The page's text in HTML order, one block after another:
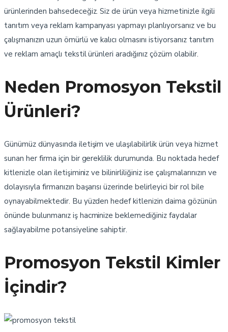
ürünlerinden bahsedeceğiz. Siz de ürün veya hizmetinizle ilgili
tanıtım veya reklam kampanyası yapmayı planlıyorsanız ve bu
çalışmanızın uzun ömürlü ve kalıcı olmasını istiyorsanız tanıtım
ve reklam amaçlı tekstil ürünleri aradığınız çözüm olabilir.
Neden Promosyon Tekstil
Ürünleri?
Günümüz dünyasında iletişim ve ulaşılabilirlik ürün veya hizmet
sunan her firma için bir gereklilik durumunda. Bu noktada hedef
kitlenizle olan iletişiminiz ve bilinirliliğiniz ise çalışmalarınızın ve
dolayısıyla firmanızın başarısı üzerinde belirleyici bir rol bile
oynayabilmektedir. Bu yüzden hedef kitlenizin daima gözünün
önünde bulunmanız iş hacminize beklemediğiniz faydalar
sağlayabilme potansiyeline sahiptir.
Promosyon Tekstil Kimler
İçindir?